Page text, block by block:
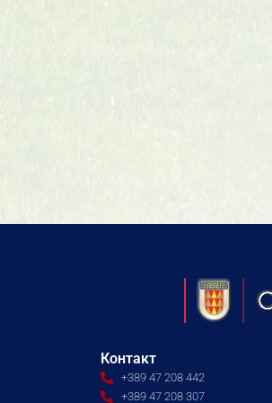
Контакт
+389 47 208 442
+389 47 208 307